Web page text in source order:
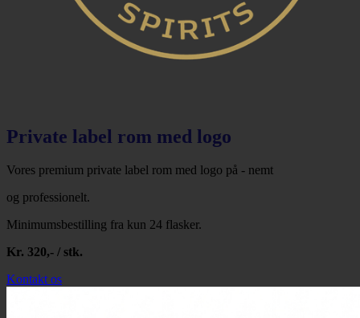
Private label rom med logo
Vores premium private label rom med logo på - nemt
og professionelt.
Minimumsbestilling fra kun 24 flasker.
Kr. 320,- / stk.
Kontakt os